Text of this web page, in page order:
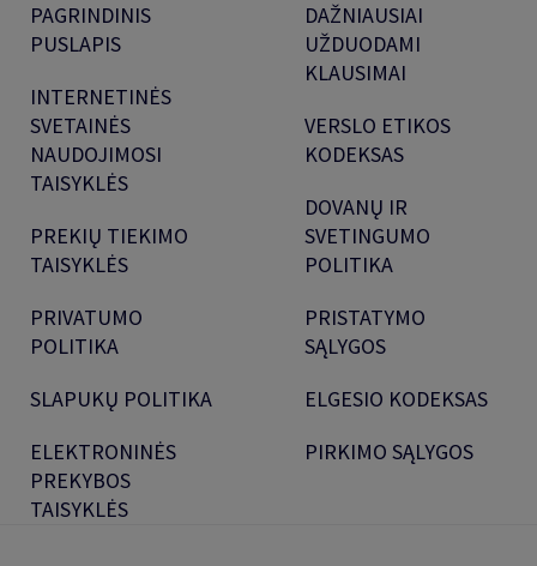
PAGRINDINIS
PUSLAPIS
INTERNETINĖS
SVETAINĖS
NAUDOJIMOSI
TAISYKLĖS
PREKIŲ TIEKIMO
TAISYKLĖS
PRIVATUMO
POLITIKA
SLAPUKŲ POLITIKA
ELEKTRONINĖS
PREKYBOS
TAISYKLĖS
DAŽNIAUSIAI
UŽDUODAMI
KLAUSIMAI
VERSLO ETIKOS
KODEKSAS
DOVANŲ IR
SVETINGUMO
POLITIKA
PRISTATYMO
SĄLYGOS
ELGESIO KODEKSAS
PIRKIMO SĄLYGOS